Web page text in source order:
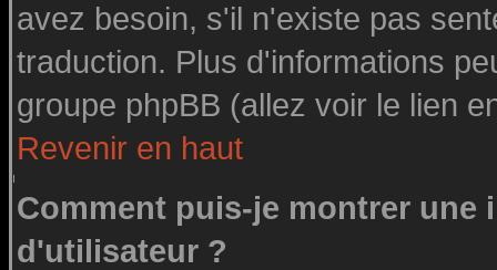
avez besoin, s'il n'existe pas
traduction. Plus d'informations
groupe phpBB (allez voir le lien
Revenir en haut
Comment puis-je montrer une
d'utilisateur ?